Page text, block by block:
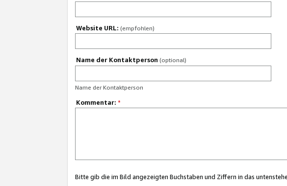
Website URL: (empfohlen)
Name der Kontaktperson (optional)
Name der Kontaktperson
Kommentar: *
Bitte gib die im Bild angezeigten Buchstaben und Ziffern in das